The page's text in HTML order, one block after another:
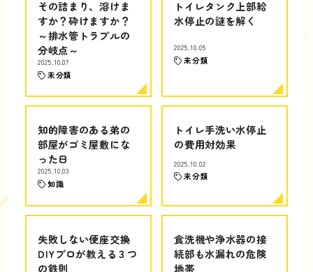
その詰まり、溶けま
すか？砕けますか？
～排水管トラブルの
分岐点～
2025.10.07
未分類
トイレタンク上部給
水停止の謎を解く
2025.10.05
未分類
知的障害のある弟の
部屋がゴミ屋敷にな
った日
2025.10.03
知識
トイレ手洗い水停止
の費用対効果
2025.10.02
未分類
失敗しない便座交換
DIYプロが教える３つ
の鉄則
食洗機や浄水器の接
続部も水漏れの危険
地帯